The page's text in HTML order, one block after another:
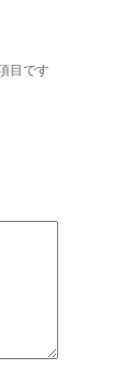
目です